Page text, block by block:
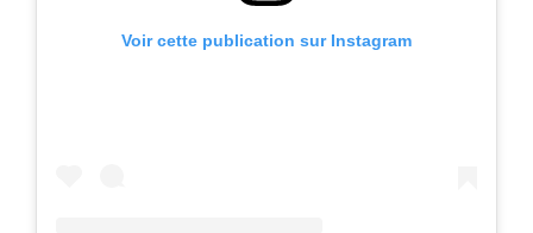
Voir cette publication sur Instagram